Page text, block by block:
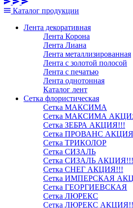
Каталог продукции
Лента декоративная
Лента Корона
Лента Лиана
Лента металлизированная
Лента с золотой полосой
Лента с печатью
Лента однотонная
Каталог лент
Сетка флористическая
Сетка МАКСИМА
Сетка МАКСИМА
Сетка ЗЕБРА АКЦИЯ!!!
Сетка ПРОВАНС
Сетка ТРИКОЛОР
Сетка СИЗАЛЬ
Сетка СИЗАЛЬ АКЦИЯ!!!
Сетка СНЕГ АКЦИЯ!!!
Сетка ИМПЕРСКАЯ
Сетка ГЕОРГИЕВСКАЯ
Сетка ЛЮРЕКС
Сетка ЛЮРЕКС АКЦИЯ!!!